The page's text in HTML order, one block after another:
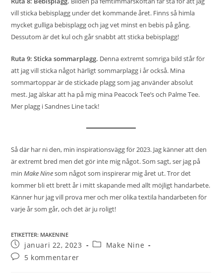
vill sticka bebisplagg under det kommande året. Finns så himla
mycket gulliga bebisplagg och jag vet minst en bebis på gång.
Dessutom är det kul och går snabbt att sticka bebisplagg!
Ruta 9: Sticka sommarplagg. Denna extremt somriga bild står för
att jag vill sticka något härligt sommarplagg i år också. Mina
sommartoppar är de stickade plagg som jag använder absolut
mest. Jag älskar att ha på mig mina Peacock Tee’s och Palme Tee.
Mer plagg i Sandnes Line tack!
Så där har ni den, min inspirationsvägg för 2023. Jag känner att den
är extremt bred men det gör inte mig något. Som sagt, ser jag på
minMake Ninesom något som inspirerar mig året ut. Tror det
kommer bli ett brett år i mitt skapande med allt möjligt handarbete.
Känner hur jag vill prova mer och mer olika textila handarbeten för
varje år som går, och det är ju roligt!
ETIKETTER: MAKENINE
januari 22, 2023
Make Nine
5 kommentarer